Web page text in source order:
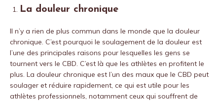
La douleur chronique
Il n’y a rien de plus commun dans le monde que la douleur
chronique. C’est pourquoi le soulagement de la douleur est
l’une des principales raisons pour lesquelles les gens se
tournent vers le CBD. C’est là que les athlètes en profitent le
plus. La douleur chronique est l’un des maux que le CBD peut
soulager et réduire rapidement, ce qui est utile pour les
athlètes professionnels, notamment ceux qui souffrent de